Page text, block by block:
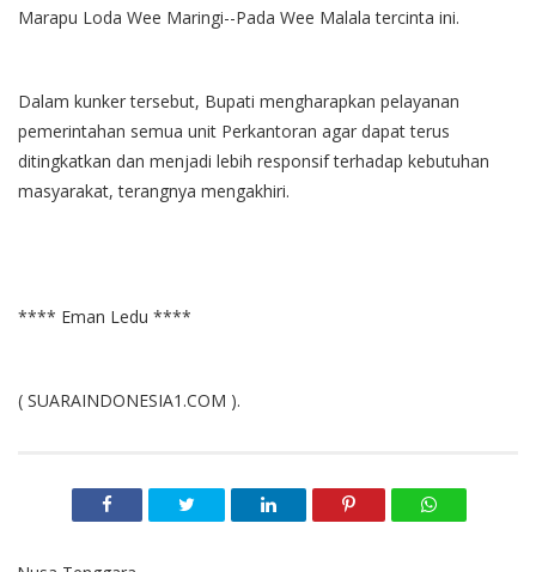
Marapu Loda Wee Maringi--Pada Wee Malala tercinta ini.
Dalam kunker tersebut, Bupati mengharapkan pelayanan
pemerintahan semua unit Perkantoran agar dapat terus
ditingkatkan dan menjadi lebih responsif terhadap kebutuhan
masyarakat, terangnya mengakhiri.
**** Eman Ledu ****
( SUARAINDONESIA1.COM ).